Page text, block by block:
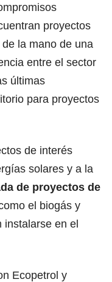
proyectos
la mano de una
entre el sector
últimas
para proyectos
de interés
solares y a la
de proyectos de
el biogás y
instalarse en el
Ecopetrol y